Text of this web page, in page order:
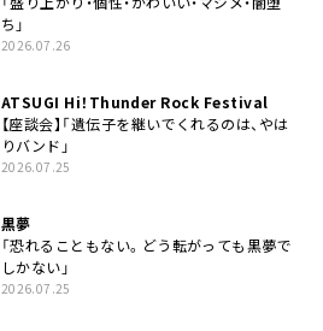
ち」
2026.07.26
ATSUGI Hi！Thunder Rock Festival
【座談会】「遺伝子を継いでくれるのは、やは
りバンド」
2026.07.25
黒夢
「恐れることもない。どう転がっても黒夢で
しかない」
2026.07.25